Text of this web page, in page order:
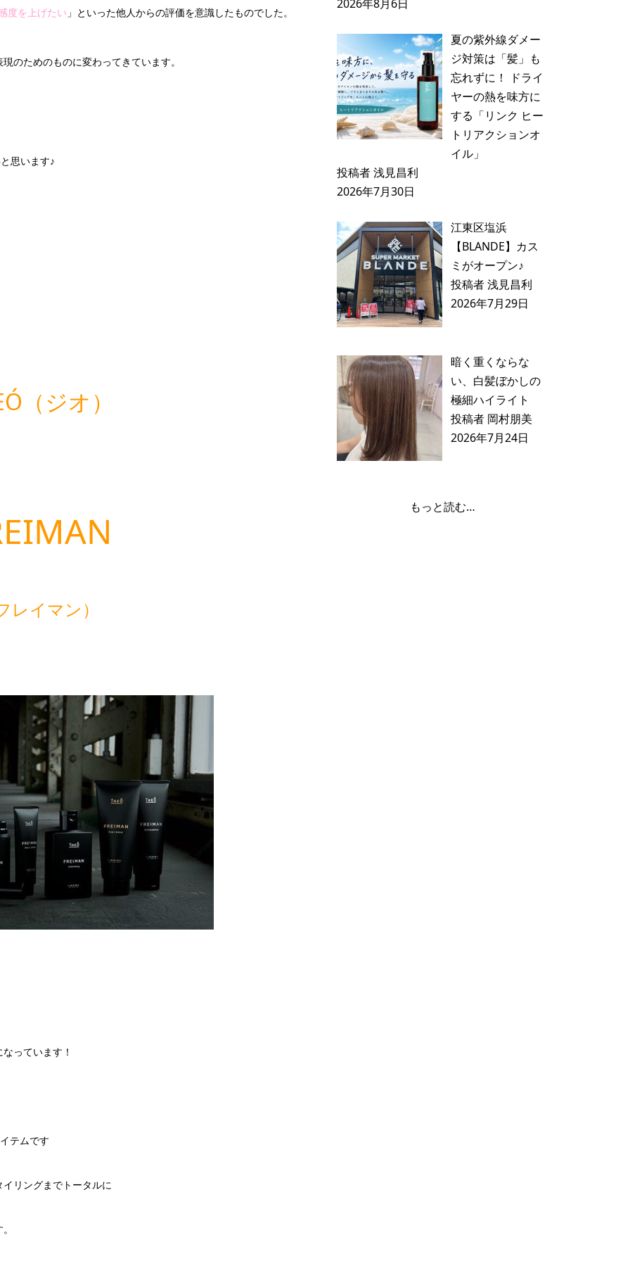
度を上げたい 」といった他人からの評価を意識したものでした。
のためのものに変わってきています。
思います♪
（ジオ）
レイマン）
っています！
テムです
リングまでトータルに
2026年8月6日
夏の紫外線ダメー
ジ対策は「髪」も
忘れずに！ ドライ
ヤーの熱を味方に
する「リンク ヒー
トリアクションオ
イル」
投稿者 浅見昌利
2026年7月30日
江東区塩浜
【BLANDE】カス
ミがオープン♪
投稿者 浅見昌利
2026年7月29日
暗く重くならな
い、白髪ぼかしの
極細ハイライト
投稿者 岡村朋美
2026年7月24日
もっと読む…